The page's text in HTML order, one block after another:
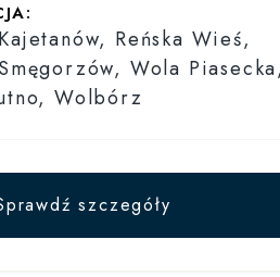
Reńska Wieś,
Wola
Wolbórz
szczegóły